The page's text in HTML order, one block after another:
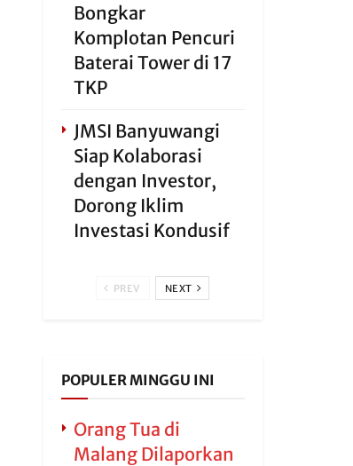
Bongkar
Komplotan Pencuri
Baterai Tower di 17
TKP
JMSI Banyuwangi
Siap Kolaborasi
dengan Investor,
Dorong Iklim
Investasi Kondusif
PREV NEXT
POPULER MINGGU INI
Orang Tua di
Malang Dilaporkan